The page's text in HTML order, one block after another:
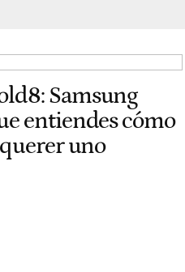
Samsung
entiendes cómo
uno